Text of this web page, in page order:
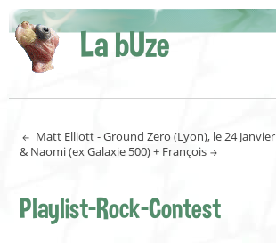
La bUze
Matt Elliott - Ground Zero (Lyon), le 24 Janvier
& Naomi (ex Galaxie 500) + François
Playlist-Rock-Contest